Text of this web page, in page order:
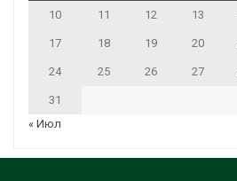
10 11 12 13
17 18 19 20
24 25 26 27
31
« Июл